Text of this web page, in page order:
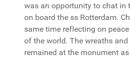
was an opportunity to chat in
on board the ss Rotterdam.
same time reflecting on
of the world. The wreaths
remained at the monument